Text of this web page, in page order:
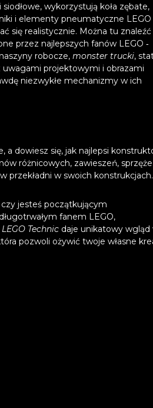
wykorzystują koła zębate,
i elementy pneumatyczne LEGO
się realistycznie. Można tu znaleźć
przez najlepszych fanów LEGO ‑
robocze, monster trucki,
uwagami projektowymi i obrazami
niezwykłe mechanizmy w ich
a dowiesz się, jak najlepsi
różnicowych, zawieszeń,
przekładni w swoich konstrukcjach.
jesteś początkującym
fanem LEGO,
Technic daje unikatowy wgląd
pozwoli ożywić twoje własne